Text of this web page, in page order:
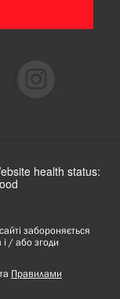
health status:
забороняється
/ або згоди
та Правилами